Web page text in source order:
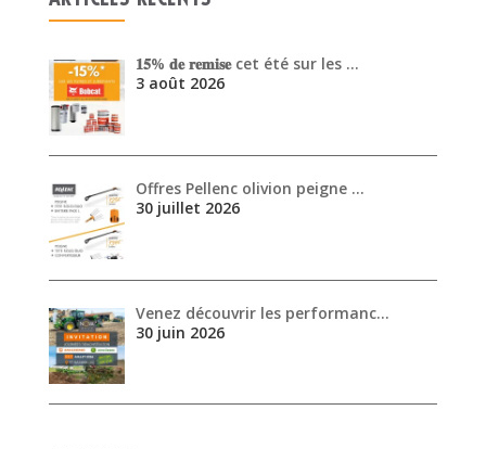
Offres Pellenc olivion peigne …
30 juin 2026
ARCHIVES
août 2026
juillet 2026